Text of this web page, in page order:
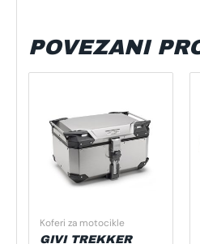
POVEZANI
Koferi za motocikle
GIVI TREKKER